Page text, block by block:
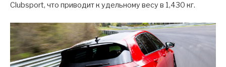
Clubsport, что приводит к удельному весу в 1,430 кг.